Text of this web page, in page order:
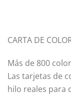
CARTA DE
Más de 800
Las tarjetas de
hilo reales para